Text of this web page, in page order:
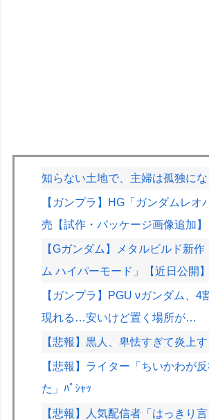
知らない土地で、主婦は孤独にな
【ガンプラ】HG「ガンダムレオ
売【試作・パッケージ画像追加】
【Gガンダム】メタルビルド新
ム ハイパーモード」【近日公開】
【ガンプラ】PGU νガンダム、4
現れる…安いけど置く場所が…
【悲報】黒人、卑怯すぎて炎上
【悲報】ライター「ちいかわが
た」ﾊﾟｼｬｯ
【悲報】人気配信者「はっきり